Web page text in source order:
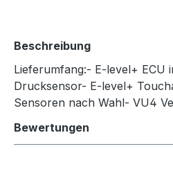
Beschreibung
Lieferumfang:- E-level+ ECU
Drucksensor- E-level+
Sensoren nach Wahl- VU4
Bewertungen